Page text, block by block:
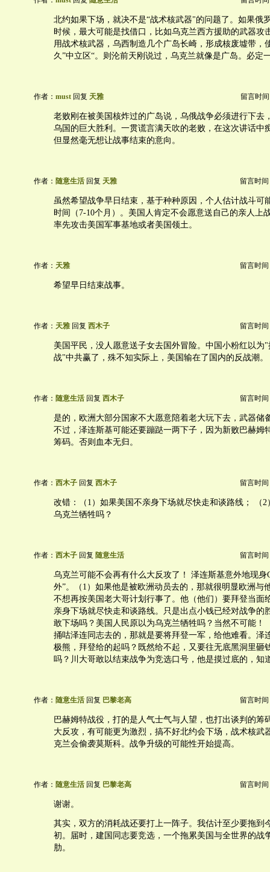
北约如果下场，就决不是“战术核武器"的问题了。如果俄
时候，最大可能是找借口，比如乌克兰西方援助的武器攻
用战术核武器，乌西制造几个广岛长崎，形成核废墟带，
久”中立区“。则沦前天刚说过，乌克兰就像是广岛。必定
作者： must 回复 天雅 留言时间
老败刚在被美国核炸过的广岛说，乌俄战争必须进行下去
乌国的巨大胜利。一贯谎言满天吹的老败，在这次讲话中
但显然毫无想让战事结束的意向。
作者： 随意生活 回复 天雅 留言时间
虽然希望战争早日结束，基于种种原因，个人估计战斗可
时间（7-10个月）。美国人肯定不会愿意送自己的亲人上
率先攻击美国军事基地或者美国领土。
作者： 天雅 留言时间
希望早日结束战事。
作者： 天雅 回复 西木子 留言时间
美国平民，没人愿意送子女去国外冒险。中国小粉红以为
战"中共赢了，殊不知实际上，美国输在了国内的反战潮。
作者： 随意生活 回复 西木子 留言时间
是的，欧洲大部分国家不大愿意陪着老大玩下去，武器储
不过，泽连斯基可能还要蹦跶一两下子，因为新败巴赫姆
筹码。否则血本无归。
作者： 西木子 回复 西木子 留言时间
改错：（1）如果美国不亲身下场就尽快走和谈路线； （
乌克兰牺牲吗？
作者： 西木子 回复 随意生活 留言时间
乌克兰可能不会再有什么大反攻了！ 泽连斯基意外地现身
外”。（1）如果他是被欧洲动员去的，那就很明显欧洲与
不想再按美国老大哥计划行事了。他（他们）要拜登当面
亲身下场就尽快走和谈路线。只是出点小钱已经对战争的
敢下场吗？美国人民原以为乌克兰牺牲吗？当然不可能！
捅咕泽连同志去的，那就是要将拜登一军，给他难看。泽
极熊，拜登给的起吗？既然给不起，又要往无底黑洞里砸
吗？川大哥敢以结束战争为竞选口号，他是摸过底的，知
作者： 随意生活 回复 巴黎老高 留言时间
巴赫姆特战役，打的是人气士气与人望，也打出谈判的筹
大反攻，有可能更为激烈，搞不好北约会下场，战术核武
克兰会偷袭莫斯科。战争升级的可能性开始提高。
作者： 随意生活 回复 巴黎老高 留言时间
谢谢。
其实，双方的消耗战还要打上一阵子。我估计至少要拖到
初。届时，建国同志要竞选，一个拖累美国与全世界的战
肋。